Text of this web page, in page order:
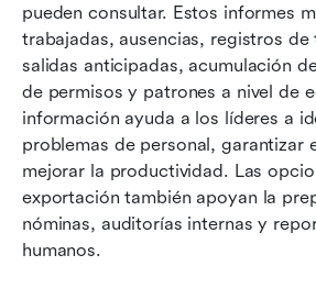
pueden consultar. Estos informes
trabajadas, ausencias, registros de
salidas anticipadas, acumulación
de permisos y patrones a nivel de
información ayuda a los líderes a
problemas de personal, garantizar
mejorar la productividad. Las
exportación también apoyan la
nóminas, auditorías internas y
humanos.